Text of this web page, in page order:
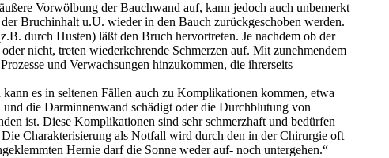
Vorwölbung der Bauchwand auf, kann jedoch auch unbemerkt
Bruchinhalt u.U. wieder in den Bauch zurückgeschoben werden.
durch Husten) läßt den Bruch hervortreten. Je nachdem ob der
nicht, treten wiederkehrende Schmerzen auf. Mit zunehmendem
und Verwachsungen hinzukommen, die ihrerseits
es in seltenen Fällen auch zu Komplikationen kommen, etwa
die Darminnenwand schädigt oder die Durchblutung von
ist. Diese Komplikationen sind sehr schmerzhaft und bedürfen
Charakterisierung als Notfall wird durch den in der Chirurgie oft
Hernie darf die Sonne weder auf- noch untergehen.“